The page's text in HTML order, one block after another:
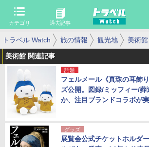
カテゴリ 過去記事
トラベル Watch 旅の情報 観光地 美術館
美術館 関連記事
話題
フェルメール《真珠の耳飾
ズ公開。図録/ミッフィー/
か、注目ブランドコラボが
グッズ
展覧会公式チケットホルダ